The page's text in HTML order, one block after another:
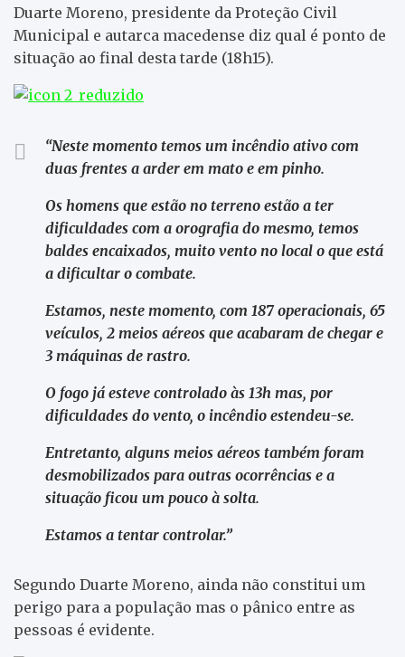
Duarte Moreno, presidente da Proteção Civil
Municipal e autarca macedense diz qual é ponto de
situação ao final desta tarde (18h15).
“Neste momento temos um incêndio ativo com
duas frentes a arder em mato e em pinho.
Os homens que estão no terreno estão a ter
dificuldades com a orografia do mesmo, temos
baldes encaixados, muito vento no local o que está
a dificultar o combate.
Estamos, neste momento, com 187 operacionais, 65
veículos, 2 meios aéreos que acabaram de chegar e
3 máquinas de rastro.
O fogo já esteve controlado às 13h mas, por
dificuldades do vento, o incêndio estendeu-se.
Entretanto, alguns meios aéreos também foram
desmobilizados para outras ocorrências e a
situação ficou um pouco à solta.
Estamos a tentar controlar.”
Segundo Duarte Moreno, ainda não constitui um
perigo para a população mas o pânico entre as
pessoas é evidente.